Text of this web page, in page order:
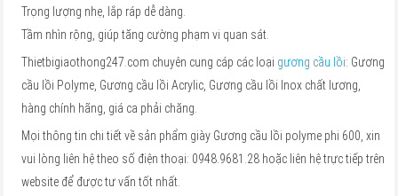
Trọng lượng nhẹ, lắp ráp dễ dàng.
Tầm nhìn rộng, giúp tăng cường phạm vi quan sát.
Thietbigiaothong247.com chuyên cung cáp các loại gương cầu lồi: Gương
cầu lồi Polyme, Gương cầu lồi Acrylic, Gương cầu lồi Inox chất lương,
hàng chính hãng, giá ca phải chăng.
Mọi thông tin chi tiết về sản phẩm giày Gương cầu lồi polyme phi 600, xin
vui lòng liên hệ theo số điện thoại: 0948.9681.28 hoặc liên hệ trực tiếp trên
website để được tư vấn tốt nhất.